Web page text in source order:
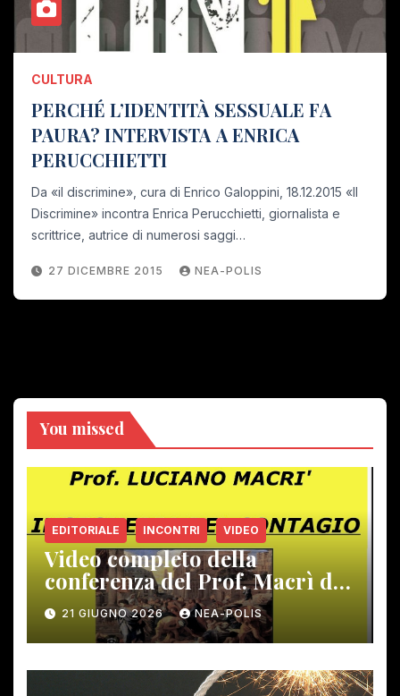
CULTURA
PERCHÉ L’IDENTITÀ SESSUALE FA
PAURA? INTERVISTA A ENRICA
PERUCCHIETTI
Da «il discrimine», cura di Enrico Galoppini, 18.12.2015 «Il
Discrimine» incontra Enrica Perucchietti, giornalista e
scrittrice, autrice di numerosi saggi…
27 DICEMBRE 2015 NEA-POLIS
You missed
EDITORIALE INCONTRI VIDEO
Video completo della
conferenza del Prof. Macrì del
12 giugno scorso
21 GIUGNO 2026 NEA-POLIS